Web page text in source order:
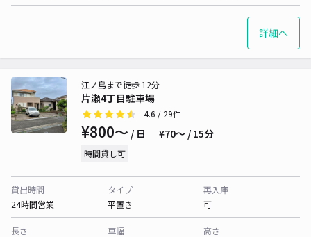
詳細へ
片瀬4丁目駐車場
江ノ島まで徒歩 12分
4.6 / 29件
¥800〜 / 日 ¥70〜 / 15分
時間貸し可
貸出時間
24時間営業
タイプ
平置き
再入庫
可
長さ
車幅
高さ